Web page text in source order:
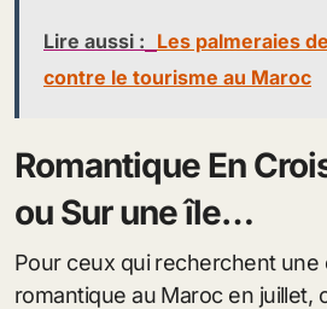
Lire aussi : Les palmeraies
contre le tourisme au Maroc
Romantique En
ou Sur une île…
Pour ceux qui recherchent une
romantique au Maroc en juillet,